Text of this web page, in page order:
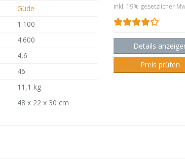
inkl. 19% gesetzlicher
Details
Preis prüfen
Güde
1.100
4.600
4,6
46
11,1 kg
48 x 22 x 30 cm